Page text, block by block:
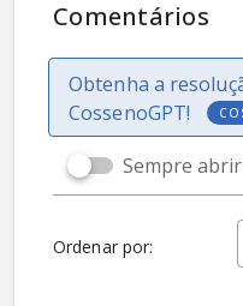
Comentários
Obtenha a
CossenoGPT!
Sempre
Ordenar por: